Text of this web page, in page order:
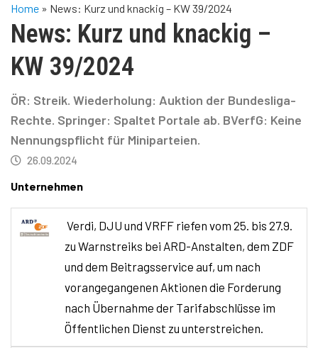
Home » News: Kurz und knackig – KW 39/2024
News: Kurz und knackig –
KW 39/2024
ÖR: Streik. Wiederholung: Auktion der Bundesliga-
Rechte. Springer: Spaltet Portale ab. BVerfG: Keine
Nennungspflicht für Miniparteien.
26.09.2024
Unternehmen
Verdi, DJU und VRFF riefen vom 25. bis 27.9.
zu Warnstreiks bei ARD-Anstalten, dem ZDF
und dem Beitragsservice auf, um nach
vorangegangenen Aktionen die Forderung
nach Übernahme der Tarifabschlüsse im
Öffentlichen Dienst zu unterstreichen.